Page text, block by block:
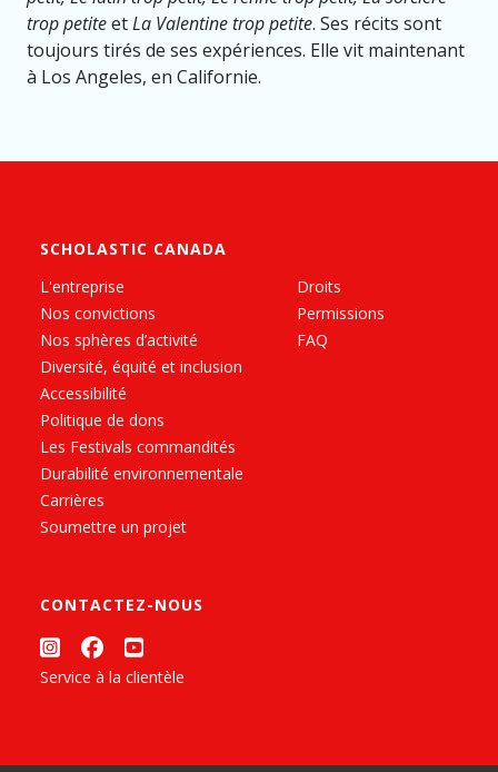
trop petiteetLa Valentine trop petite. Ses récits sont
toujours tirés de ses expériences. Elle vit maintenant
à Los Angeles, en Californie.
SCHOLASTIC CANADA
L'entreprise
Nos convictions
Nos sphères d’activité
Diversité, équité et inclusion
Accessibilité
Politique de dons
Les Festivals commandités
Durabilité environnementale
Carrières
Soumettre un projet
Droits
Permissions
FAQ
CONTACTEZ-NOUS
Service à la clientèle